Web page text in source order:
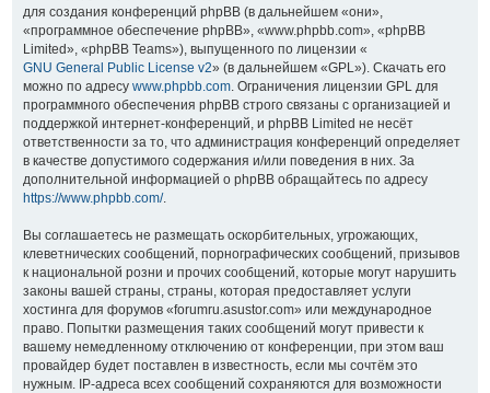
для создания конференций phpBB (в дальнейшем «они»,
«программное обеспечение phpBB», «www.phpbb.com», «phpBB
Limited», «phpBB Teams»), выпущенного по лицензии «
GNU General Public License v2» (в дальнейшем «GPL»). Скачать его
можно по адресу www.phpbb.com. Ограничения лицензии GPL для
программного обеспечения phpBB строго связаны с организацией и
поддержкой интернет-конференций, и phpBB Limited не несёт
ответственности за то, что администрация конференций определяет
в качестве допустимого содержания и/или поведения в них. За
дополнительной информацией о phpBB обращайтесь по адресу
https://www.phpbb.com/.
Вы соглашаетесь не размещать оскорбительных, угрожающих,
клеветнических сообщений, порнографических сообщений, призывов
к национальной розни и прочих сообщений, которые могут нарушить
законы вашей страны, страны, которая предоставляет услуги
хостинга для форумов «forumru.asustor.com» или международное
право. Попытки размещения таких сообщений могут привести к
вашему немедленному отключению от конференции, при этом ваш
провайдер будет поставлен в известность, если мы сочтём это
нужным. IP-адреса всех сообщений сохраняются для возможности